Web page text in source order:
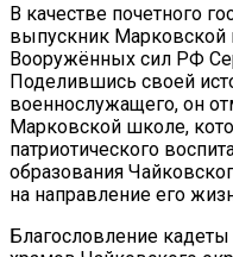
В качестве почетного
выпускник
Вооружённых сил РФ
Поделившись своей
военнослужащего, он
Марковской школе,
патриотического
образования
на направление его
Благословление кадеты